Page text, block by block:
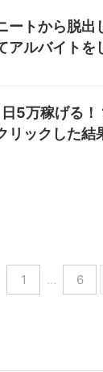
ートから脱出
アルバイトを
日5万稼げる！
リックした結
1 … 6